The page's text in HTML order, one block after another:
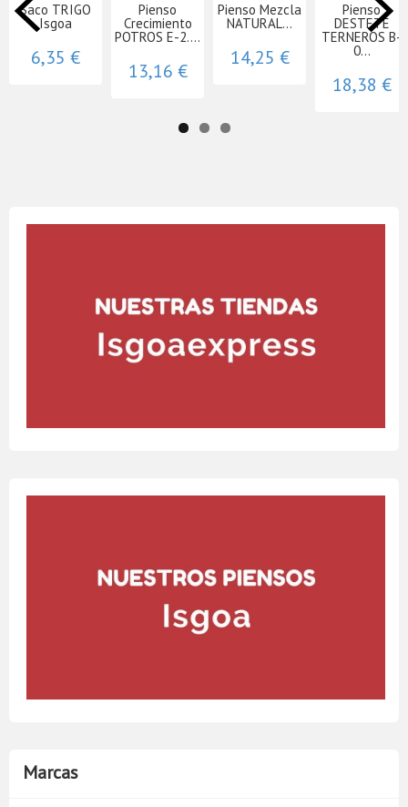
Marcas
Saco TRIGO
Isgoa
6,35 €
Pienso
Crecimiento
POTROS E-2....
13,16 €
Pienso Mezcla
NATURAL...
14,25 €
Pienso
DESTETE
TERNEROS B-
0...
18,38 €